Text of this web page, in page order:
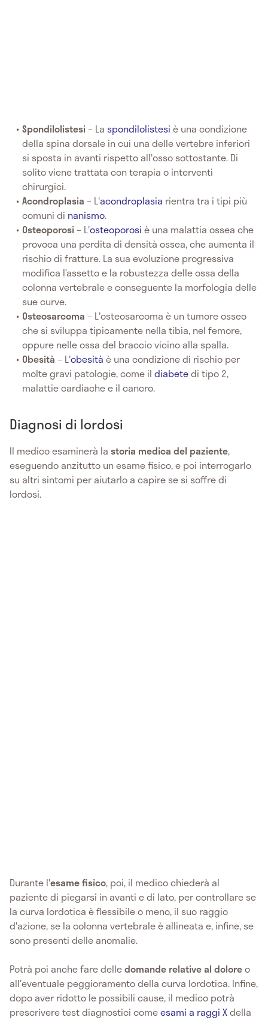
Spondilolistesi– Laspondilolistesiè una condizione
della spina dorsale in cui una delle vertebre inferiori
si sposta in avanti rispetto all'osso sottostante. Di
solito viene trattata con terapia o interventi
chirurgici.
Acondroplasia– L'acondroplasia rientra tra i tipi più
comuni di nanismo.
Osteoporosi– L'osteoporosiè una malattia ossea che
provoca una perdita di densità ossea, che aumenta il
rischio di fratture. La sua evoluzione progressiva
modifica l’assetto e la robustezza delle ossa della
colonna vertebrale e conseguente la morfologia delle
sue curve.
Osteosarcoma– L'osteosarcoma è un tumore osseo
che si sviluppa tipicamente nella tibia, nel femore,
oppure nelle ossa del braccio vicino alla spalla.
Obesità– L'obesità è una condizione di rischio per
molte gravi patologie, come ildiabetedi tipo 2,
malattie cardiache e il cancro.
Diagnosi di lordosi
Il medico esaminerà la storia medica del paziente,
eseguendo anzitutto un esame fisico, e poi interrogarlo
su altri sintomi per aiutarlo a capire se si soffre di
lordosi.
Durante l'esame fisico, poi, il medico chiederà al
paziente di piegarsi in avanti e di lato, per controllare se
la curva lordotica è flessibile o meno, il suo raggio
d'azione, se la colonna vertebrale è allineata e, infine, se
sono presenti delle anomalie.
Potrà poi anche fare delledomande relative al doloreo
all'eventuale peggioramento della curva lordotica. Infine,
dopo aver ridotto le possibili cause, il medico potrà
prescrivere test diagnostici comeesami a raggi Xdella